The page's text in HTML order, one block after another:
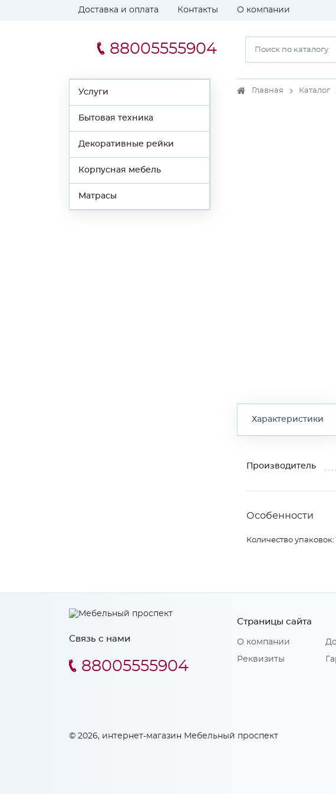
Доставка и оплата Контакты О компании
88005555904
Услуги
Бытовая техника
Декоративные рейки
Корпусная мебель
Матрасы
Главная Каталог
Характеристики
Производитель
Особенности
Количество упаковок: 1
Связь с нами
88005555904
Страницы сайта
О компании
Реквизиты
© 2026, интернет-магазин Мебельный проспект